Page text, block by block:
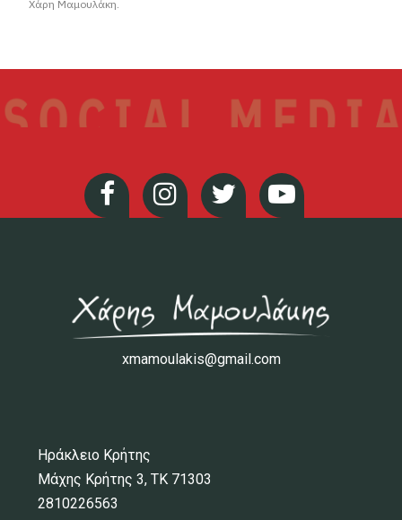
Χάρη Μαμουλάκη.
xmamoulakis@gmail.com
Ηράκλειο Κρήτης
Μάχης Κρήτης 3, ΤΚ 71303
2810226563